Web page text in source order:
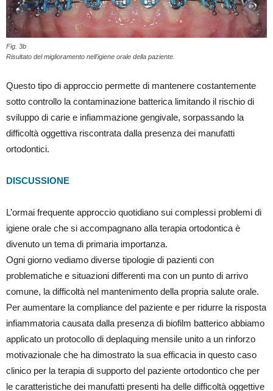
Fig. 3b
Risultato del miglioramento nell'igiene orale della paziente.
Questo tipo di approccio permette di mantenere costantemente
sotto controllo la contaminazione batterica limitando il rischio di
sviluppo di carie e infiammazione gengivale, sorpassando la
difficoltà oggettiva riscontrata dalla presenza dei manufatti
ortodontici.
DISCUSSIONE
L’ormai frequente approccio quotidiano sui complessi problemi di
igiene orale che si accompagnano alla terapia ortodontica è
divenuto un tema di primaria importanza.
Ogni giorno vediamo diverse tipologie di pazienti con
problematiche e situazioni differenti ma con un punto di arrivo
comune, la difficoltà nel mantenimento della propria salute orale.
Per aumentare la compliance del paziente e per ridurre la risposta
infiammatoria causata dalla presenza di biofilm batterico abbiamo
applicato un protocollo di deplaquing mensile unito a un rinforzo
motivazionale che ha dimostrato la sua efficacia in questo caso
clinico per la terapia di supporto del paziente ortodontico che per
le caratteristiche dei manufatti presenti ha delle difficoltà oggettive